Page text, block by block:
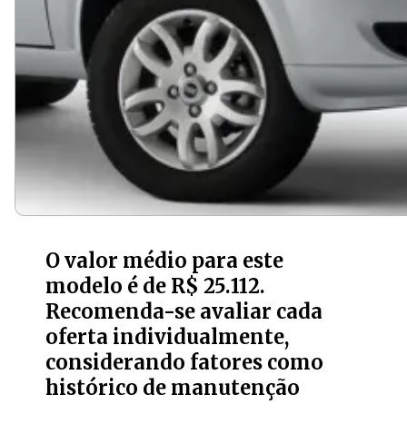
O valor médio para este
modelo é de R$ 25.112.
Recomenda-se avaliar cada
oferta individualmente,
considerando fatores como
histórico de manutenção